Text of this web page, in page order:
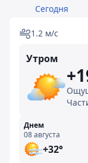
Сегодня
1.2 м/с
Утром
Днем
08 августа
+32°